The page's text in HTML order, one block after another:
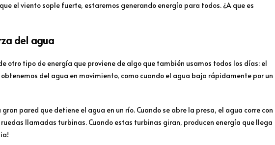
el viento sople fuerte, estaremos generando energía para todos. ¿A que es
del agua
otro tipo de energía que proviene de algo que también usamos todos los días: el
del agua en movimiento, como cuando el agua baja rápidamente por un
pared que detiene el agua en un río. Cuando se abre la presa, el agua corre con
llamadas turbinas. Cuando estas turbinas giran, producen energía que llega